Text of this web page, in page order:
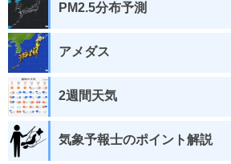
PM2.5分布予測
アメダス
2週間天気
気象予報士のポイント解説